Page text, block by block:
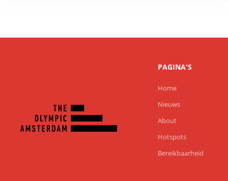
PAGINA'S
Home
Nieuws
About
Hotspots
Bereikbaarheid